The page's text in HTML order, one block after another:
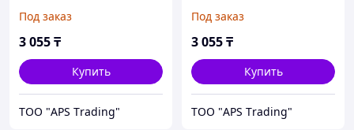
AVK35 IRD
Под заказ
3 055₸
Купить
ТОО "APS Тrading"
IRD
Под заказ
3 055₸
Купить
ТОО "APS Тrading"